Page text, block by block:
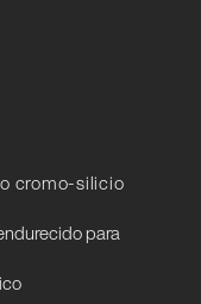
cromo-silicio
para